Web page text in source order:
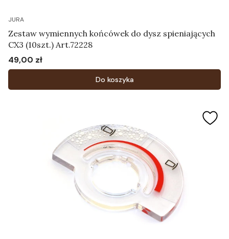
JURA
Zestaw wymiennych końcówek do dysz spieniających
CX3 (10szt.) Art.72228
Cena
49,00 zł
Do koszyka